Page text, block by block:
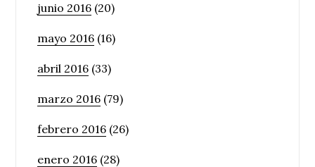
junio 2016 (20)
mayo 2016 (16)
abril 2016 (33)
marzo 2016 (79)
febrero 2016 (26)
enero 2016 (28)